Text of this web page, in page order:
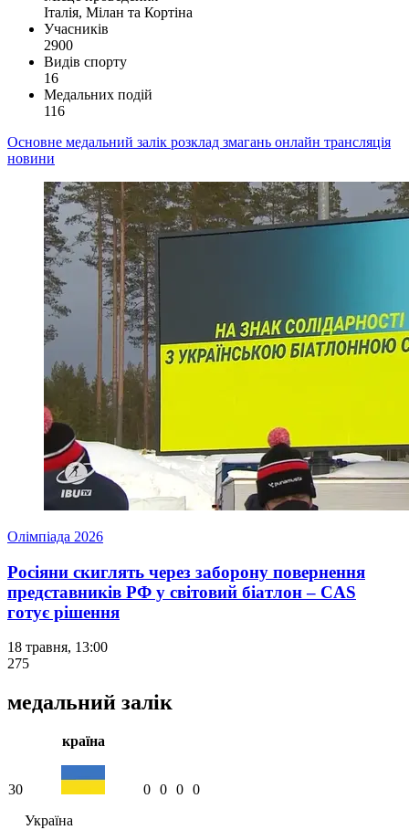
Італія, Мілан та Кортіна
Учасників
2900
Видів спорту
16
Медальних подій
116
Основне медальний залік розклад змагань онлайн трансляція
новини
Олімпіада 2026
Росіяни скиглять через заборону повернення
представників РФ у світовий біатлон – CAS
готує рішення
18 травня, 13:00
275
медальний залік
країна
30
Україна
0 0 0 0